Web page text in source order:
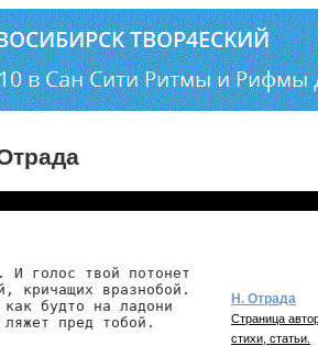
И голос твой потонет
кричащих вразнобой.
будто на ладони
ляжет пред тобой.
Н. Отрада
Страница
стихи, статьи.